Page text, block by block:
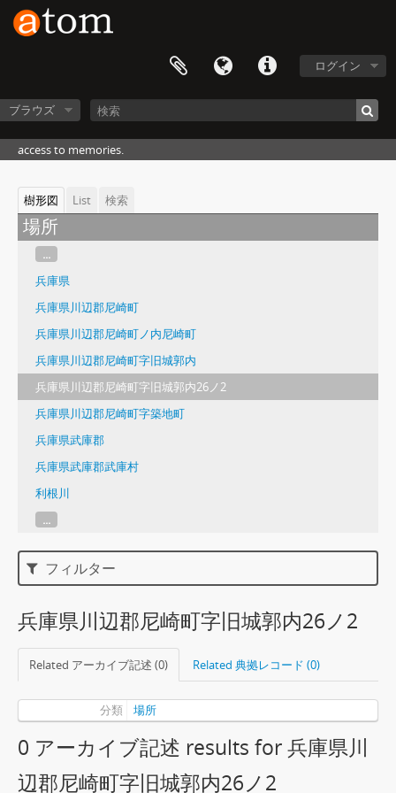
ログイン
ブラウズ
access to memories.
樹形図 List 検索
場所
...
兵庫県
兵庫県川辺郡尼崎町
兵庫県川辺郡尼崎町ノ内尼崎町
兵庫県川辺郡尼崎町字旧城郭内
兵庫県川辺郡尼崎町字旧城郭内26ノ2
兵庫県川辺郡尼崎町字築地町
兵庫県武庫郡
兵庫県武庫郡武庫村
利根川
...
フィルター
兵庫県川辺郡尼崎町字旧城郭内26ノ2
Related アーカイブ記述 (0) Related 典拠レコード (0)
分類 場所
0 アーカイブ記述 results for 兵庫県川
辺郡尼崎町字旧城郭内26ノ2